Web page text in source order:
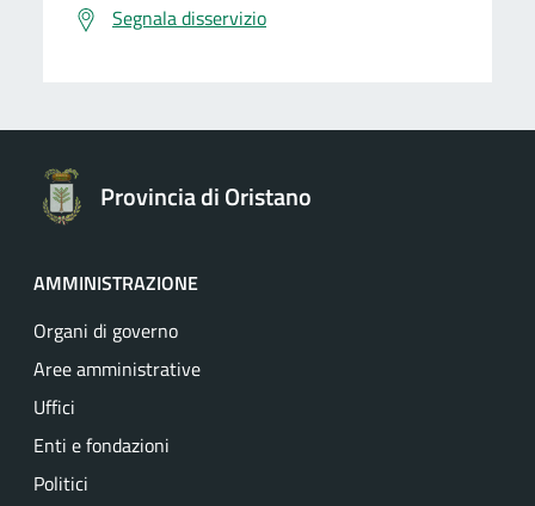
Segnala disservizio
Provincia di Oristano
AMMINISTRAZIONE
Organi di governo
Aree amministrative
Uffici
Enti e fondazioni
Politici